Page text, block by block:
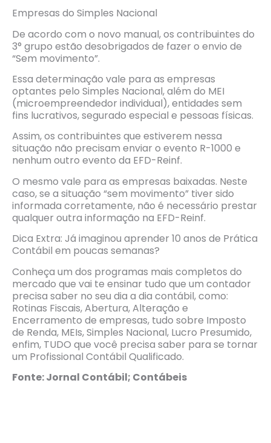
Empresas do Simples Nacional
De acordo com o novo manual, os contribuintes do
3° grupo estão desobrigados de fazer o envio de
“Sem movimento”.
Essa determinação vale para as empresas
optantes pelo Simples Nacional, além do MEI
(microempreendedor individual), entidades sem
fins lucrativos, segurado especial e pessoas físicas.
Assim, os contribuintes que estiverem nessa
situação não precisam enviar o evento R-1000 e
nenhum outro evento da EFD-Reinf.
O mesmo vale para as empresas baixadas. Neste
caso, se a situação “sem movimento” tiver sido
informada corretamente, não é necessário prestar
qualquer outra informação na EFD-Reinf.
Dica Extra: Já imaginou aprender 10 anos de Prática
Contábil em poucas semanas?
Conheça um dos programas mais completos do
mercado que vai te ensinar tudo que um contador
precisa saber no seu dia a dia contábil, como:
Rotinas Fiscais, Abertura, Alteração e
Encerramento de empresas, tudo sobre Imposto
de Renda, MEIs, Simples Nacional, Lucro Presumido,
enfim, TUDO que você precisa saber para se tornar
um Profissional Contábil Qualificado.
Fonte: Jornal Contábil; Contábeis